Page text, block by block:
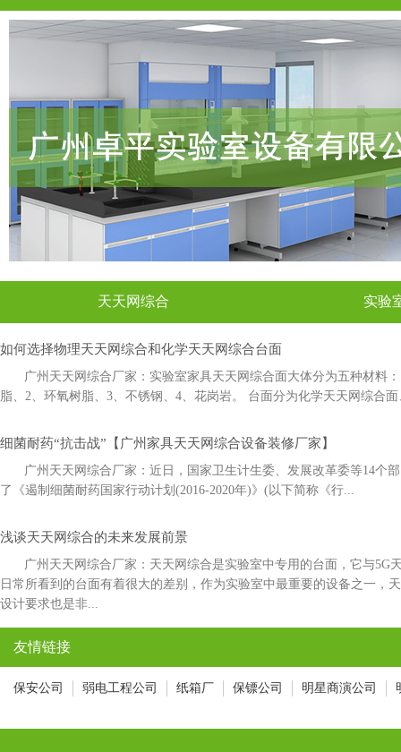
天天网综合 实验
如何选择物理天天网综合和化学天天网综合台面
广州天天网综合厂家：实验室家具天天网综合面大体分为五种材料：
脂、2、环氧树脂、3、不锈钢、4、花岗岩。 台面分为化学天天网综合
细菌耐药“抗击战”【广州家具天天网综合设备装修厂家】
广州天天网综合厂家：近日，国家卫生计生委、发展改革委等14
了《遏制细菌耐药国家行动计划(2016-2020年)》(以下简称《行...
浅谈天天网综合的未来发展前景
广州天天网综合厂家：天天网综合是实验室中专用的台面，它与5G
日常所看到的台面有着很大的差别，作为实验室中最重要的设备之一，
设计要求也是非...
友情链接
保安公司 弱电工程公司 纸箱厂 保镖公司 明星商演公司